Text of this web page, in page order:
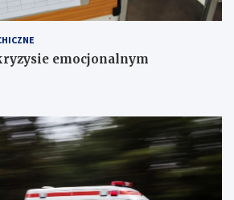
emocjonalnym